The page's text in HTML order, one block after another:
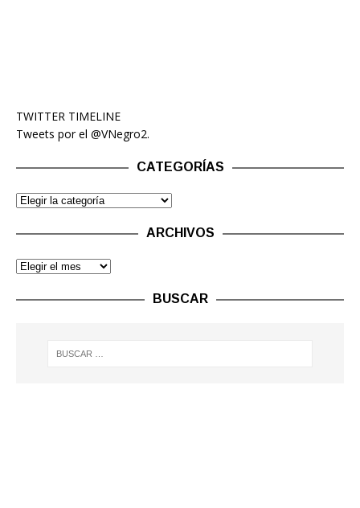
TWITTER TIMELINE
Tweets por el @VNegro2.
CATEGORÍAS
ARCHIVOS
BUSCAR